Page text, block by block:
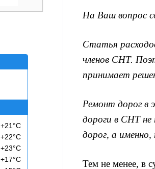
На Ваш вопрос
Статья
членов СНТ.
принимает
Ремонт дорог в
дороги в СНТ не
дорог, а
Тем не менее, в
+21°C
+22°C
+23°C
+17°C